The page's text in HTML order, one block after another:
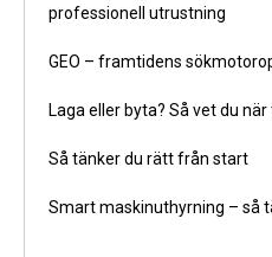
professionell utrustning
GEO – framtidens
Laga eller byta? Så vet du
Så tänker du rätt från start
Smart maskinuthyrning – så